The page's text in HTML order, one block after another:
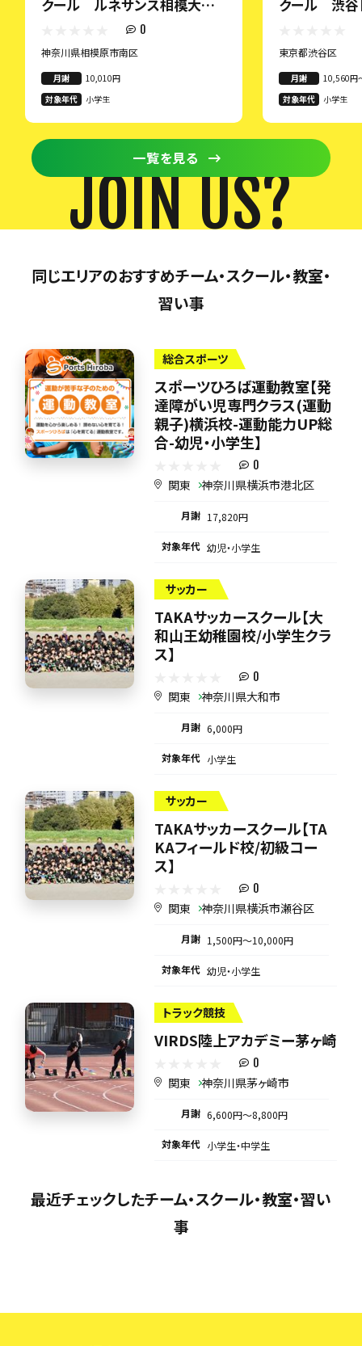
クール ルネサンス相模大野
0
神奈川県相模原市南区
月謝
10,010円
対象年代
小学生
クール 渋谷
東京都渋谷区
月謝
10,560円
対象年代
小学生
一覧を見る
JOIN US?
同じエリアのおすすめチーム・スクール・教室・
習い事
総合スポーツ
スポーツひろば運動教室【発
達障がい児専門クラス(運動
親子)横浜校-運動能力UP総
合-幼児・小学生】
0
関東 神奈川県横浜市港北区
月謝 17,820円
対象年代 幼児・小学生
サッカー
TAKAサッカースクール【大
和山王幼稚園校/小学生クラ
ス】
0
関東 神奈川県大和市
月謝 6,000円
対象年代 小学生
サッカー
TAKAサッカースクール【TA
KAフィールド校/初級コー
ス】
0
関東 神奈川県横浜市瀬谷区
月謝 1,500円〜10,000円
対象年代 幼児・小学生
トラック競技
VIRDS陸上アカデミー茅ヶ崎
0
関東 神奈川県茅ヶ崎市
月謝 6,600円〜8,800円
対象年代 小学生・中学生
最近チェックしたチーム・スクール・教室・習い
事